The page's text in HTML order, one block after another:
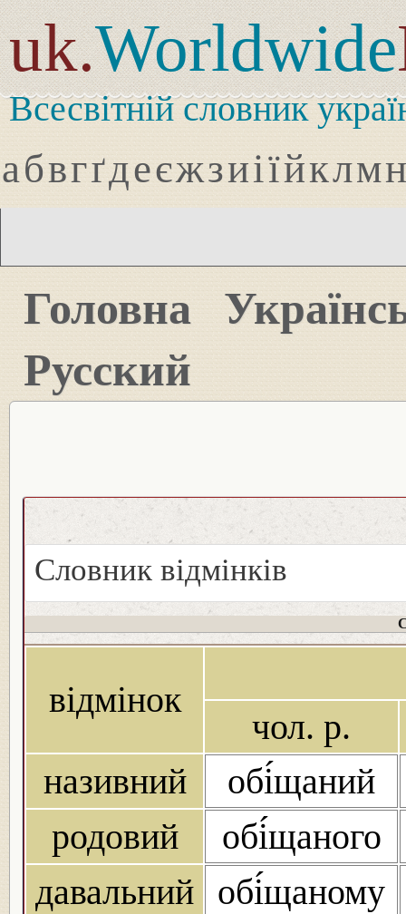
uk.Worldwide
Всесвітній словник
абвгґдеєжзиіїйклмн
Головна
Русский
Словник відмінків
відмінок
чол. р.
називний
обі́щаний
родовий
обі́щаного
давальний обі́щаному